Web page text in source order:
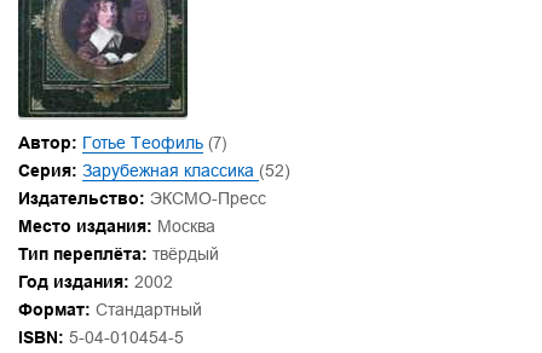
Автор: Готье Теофиль (7)
Серия: Зарубежная классика (52)
Издательство: ЭКСМО-Пресс
Место издания: Москва
Тип переплёта: твёрдый
Год издания: 2002
Формат: Стандартный
ISBN: 5-04-010454-5